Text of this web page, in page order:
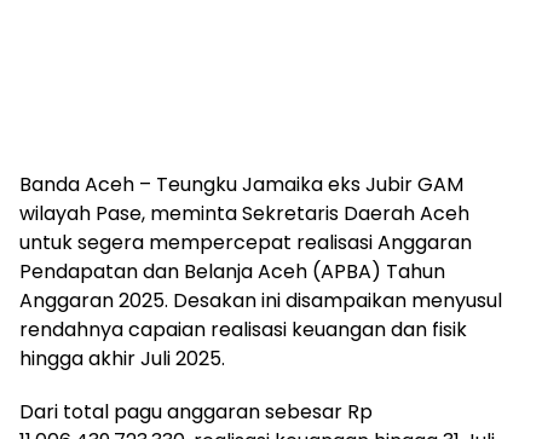
Banda Aceh – Teungku Jamaika eks Jubir GAM
wilayah Pase, meminta Sekretaris Daerah Aceh
untuk segera mempercepat realisasi Anggaran
Pendapatan dan Belanja Aceh (APBA) Tahun
Anggaran 2025. Desakan ini disampaikan menyusul
rendahnya capaian realisasi keuangan dan fisik
hingga akhir Juli 2025.
Dari total pagu anggaran sebesar Rp